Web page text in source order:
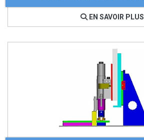
EN SAVOIR PLUS